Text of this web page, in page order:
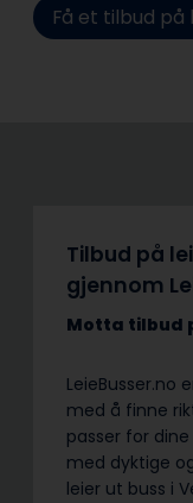
Få et tilbud på
Tilbud på
gjennom
Motta tilbud
LeieBusser.no
med å finne
passer for
med dyktige
leier ut buss i